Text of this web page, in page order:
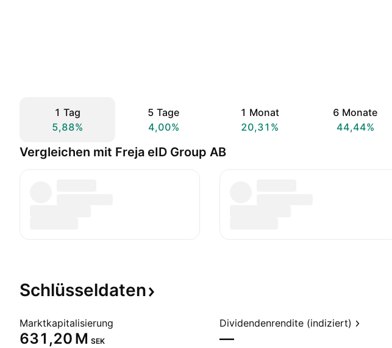
1 Tag
5,88%
5 Tage
4,00%
1 Monat
20,31%
6 Monate
44,44%
Vergleichen mit Freja eID Group AB
Schlüsseldaten
Marktkapitalisierung
‪631,20 M‬ SEK
Dividendenrendite (indiziert)
—